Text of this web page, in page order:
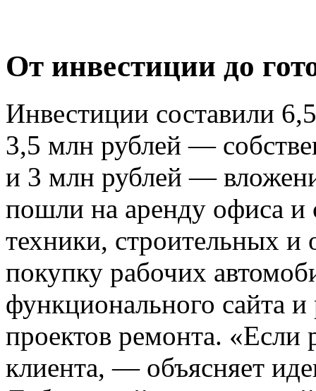
От инвестиции до
Инвестиции составили
3,5 млн рублей —
и 3 млн рублей —
пошли на аренду офиса и
техники, строительных и
покупку рабочих
функционального сайта
проектов ремонта. «Если
клиента, — объясняет